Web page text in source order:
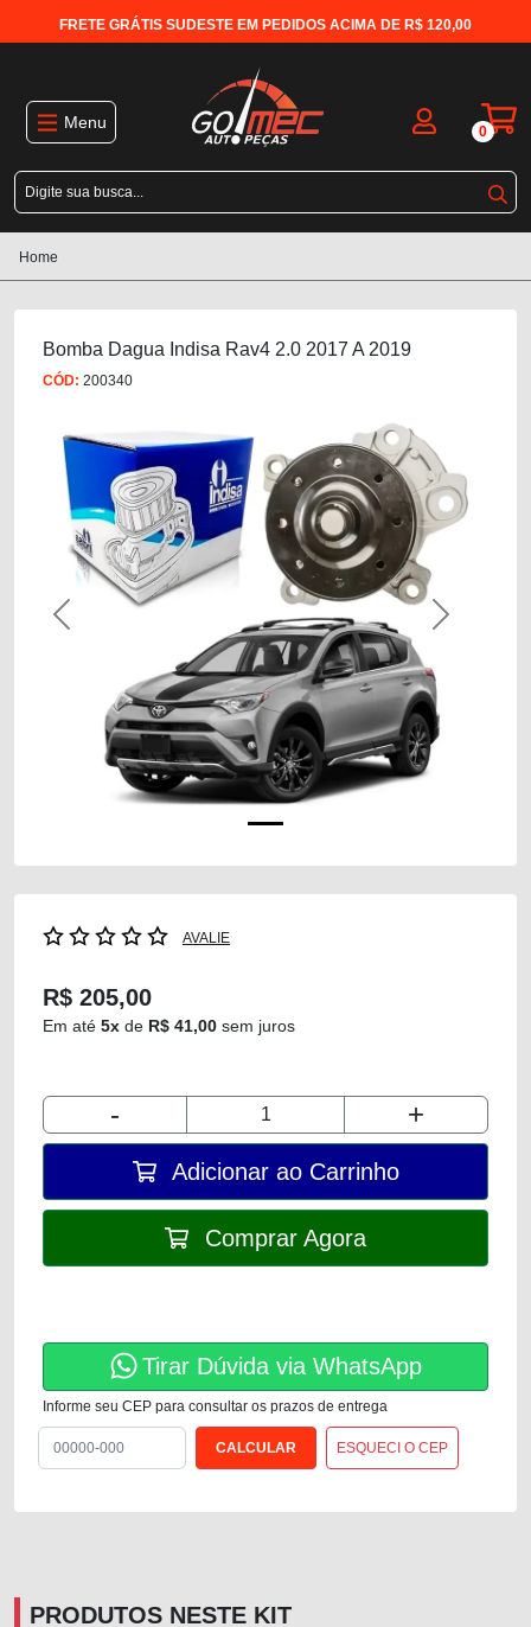
FRETE GRÁTIS SUDESTE EM PEDIDOS ACIMA DE R$ 120,00
Menu 0
Home
Bomba Dagua Indisa Rav4 2.0 2017 A 2019
CÓD: 200340
Previous Next
AVALIE
R$ 205,00
Em até 5x de R$ 41,00 sem juros
- +
Adicionar ao Carrinho
Comprar Agora
Tirar Dúvida via WhatsApp
Informe seu CEP para consultar os prazos de entrega
ESQUECI O CEP
PRODUTOS NESTE KIT